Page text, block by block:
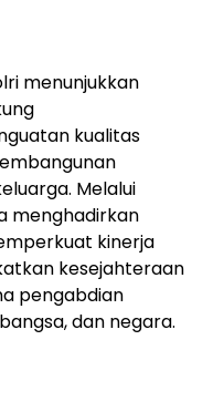
menunjukkan
kualitas
Melalui
menghadirkan
kinerja
kesejahteraan
pengabdian
dan negara.